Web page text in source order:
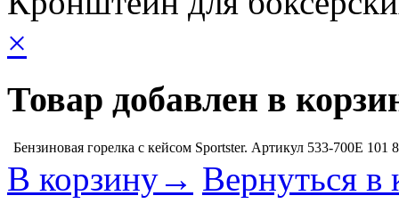
×
Товар добавлен в
Бензиновая горелка с кейсом Sportster. Артикул 533-700E 101
В корзину→ Вернуться в